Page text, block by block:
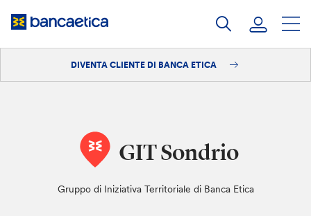
DIVENTA CLIENTE DI BANCA ETICA
GIT Sondrio
Gruppo di Iniziativa Territoriale di Banca Etica